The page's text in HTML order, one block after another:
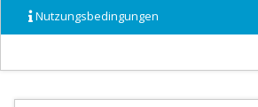
Nutzungsbedingungen